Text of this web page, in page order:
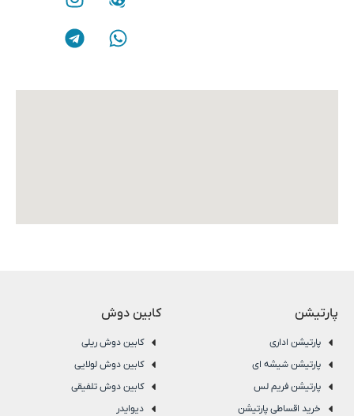
پارتیشن
پارتیشن اداری
پارتیشن شیشه ای
پارتیشن فریم لس
خرید اقساطی پارتیشن
کابین دوش
کابین دوش ریلی
کابین دوش لولایی
کابین دوش تلفیقی
دیوایدر